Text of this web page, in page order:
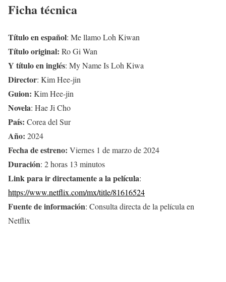
Ficha técnica
Título en español: Me llamo Loh Kiwan
Título original: Ro Gi Wan
Y título en inglés: My Name Is Loh Kiwa
Director: Kim Hee-jin
Guion: Kim Hee-jin
Novela: Hae Ji Cho
País: Corea del Sur
Año: 2024
Fecha de estreno: Viernes 1 de marzo de 2024
Duración: 2 horas 13 minutos
Link para ir directamente a la película:
https://www.netflix.com/mx/title/81616524
Fuente de información: Consulta directa de la película en
Netflix